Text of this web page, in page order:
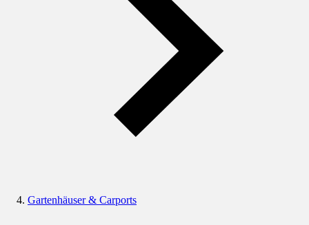
Gartenhäuser & Carports